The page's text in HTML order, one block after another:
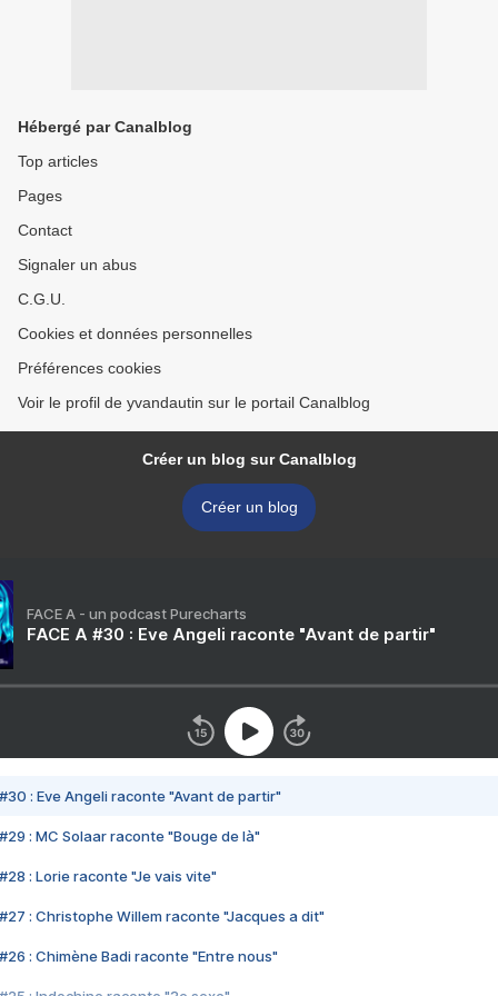
Hébergé par Canalblog
Top articles
Pages
Contact
Signaler un abus
C.G.U.
Cookies et données personnelles
Préférences cookies
Voir le profil de yvandautin sur le portail Canalblog
Créer un blog sur Canalblog
Créer un blog
FACE A - un podcast Purecharts
FACE A #30 : Eve Angeli raconte "Avant de partir"
#30 : Eve Angeli raconte "Avant de partir"
#29 : MC Solaar raconte "Bouge de là"
#28 : Lorie raconte "Je vais vite"
#27 : Christophe Willem raconte "Jacques a dit"
#26 : Chimène Badi raconte "Entre nous"